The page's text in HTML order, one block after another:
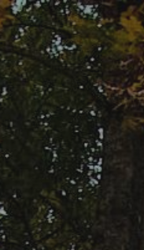
Skip to main content